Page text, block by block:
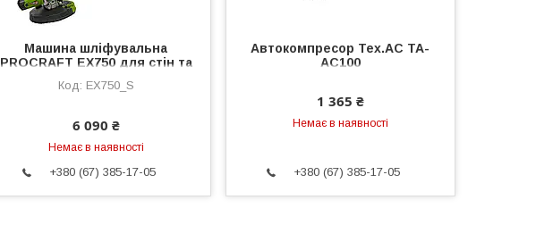
Машина шліфувальна
PROCRAFT EX750 для стін та
EX750_S
6 090 ₴
Немає в наявності
+380 (67) 385-17-05
Автокомпресор Tex.AC ТА-
AC100
1 365 ₴
Немає в наявності
+380 (67) 385-17-05